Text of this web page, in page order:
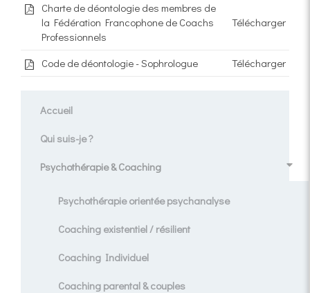
Charte de déontologie des membres de
la Fédération Francophone de Coachs
Professionnels
Télécharger
Code de déontologie - Sophrologue Télécharger
Accueil
Qui suis-je ?
Psychothérapie & Coaching
Psychothérapie orientée psychanalyse
Coaching existentiel / résilient
Coaching Individuel
Coaching parental & couples